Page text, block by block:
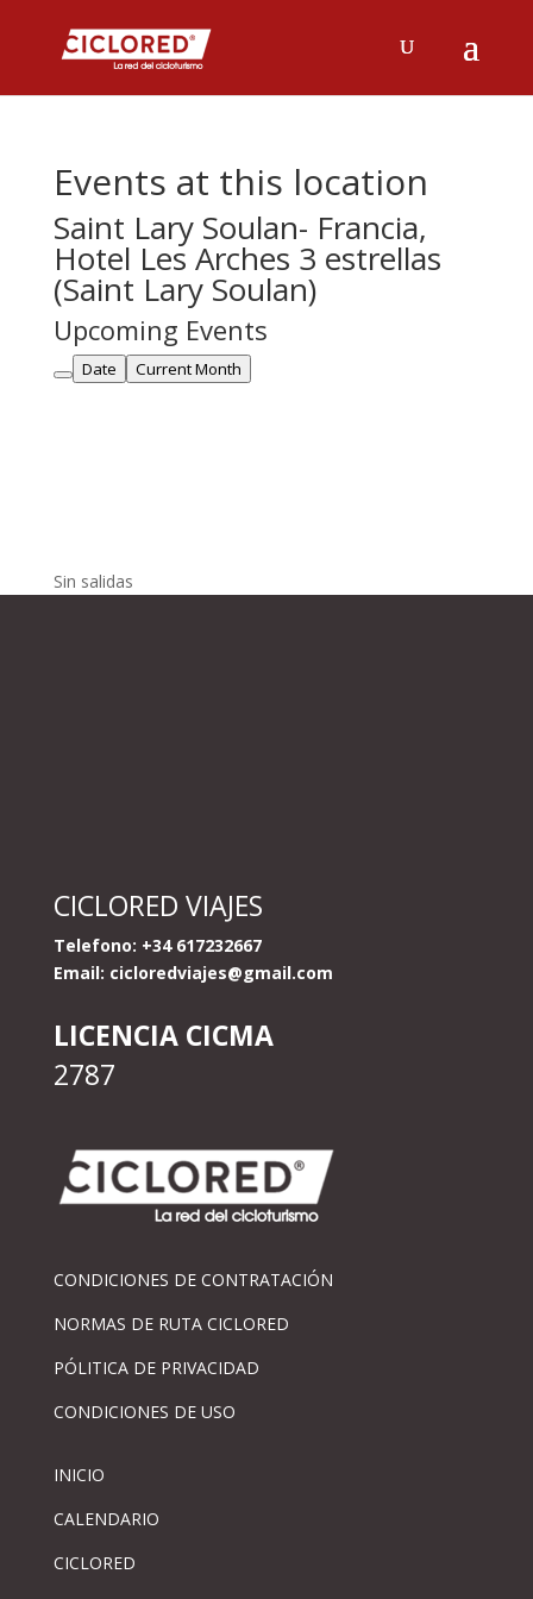
Events at this location
Saint Lary Soulan- Francia,
Hotel Les Arches 3 estrellas
(Saint Lary Soulan)
Upcoming Events
Date Current Month
Sin salidas
CICLORED VIAJES
Telefono: +34 617232667
Email: cicloredviajes@gmail.com
LICENCIA CICMA
2787
CONDICIONES DE CONTRATACIÓN
NORMAS DE RUTA CICLORED
PÓLITICA DE PRIVACIDAD
CONDICIONES DE USO
INICIO
CALENDARIO
CICLORED